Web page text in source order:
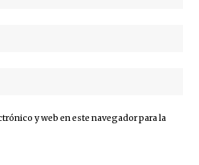
y web en este navegador para la